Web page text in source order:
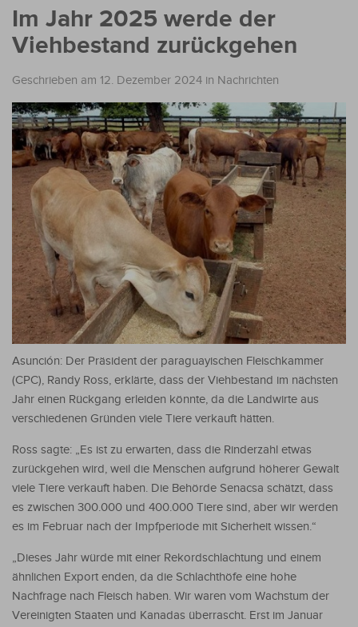
Im Jahr 2025 werde der
Viehbestand zurückgehen
Geschrieben am 12. Dezember 2024 in Nachrichten
Asunción: Der Präsident der paraguayischen Fleischkammer
(CPC), Randy Ross, erklärte, dass der Viehbestand im nächsten
Jahr einen Rückgang erleiden könnte, da die Landwirte aus
verschiedenen Gründen viele Tiere verkauft hätten.
Ross sagte: „Es ist zu erwarten, dass die Rinderzahl etwas
zurückgehen wird, weil die Menschen aufgrund höherer Gewalt
viele Tiere verkauft haben. Die Behörde Senacsa schätzt, dass
es zwischen 300.000 und 400.000 Tiere sind, aber wir werden
es im Februar nach der Impfperiode mit Sicherheit wissen.“
„Dieses Jahr würde mit einer Rekordschlachtung und einem
ähnlichen Export enden, da die Schlachthöfe eine hohe
Nachfrage nach Fleisch haben. Wir waren vom Wachstum der
Vereinigten Staaten und Kanadas überrascht. Erst im Januar